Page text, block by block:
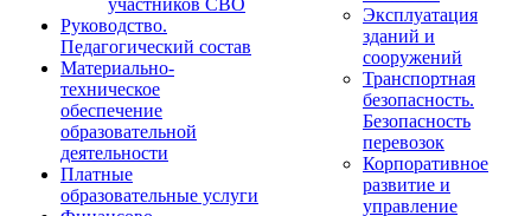
участников СВО
Руководство.
Педагогический состав
Материально-
техническое
обеспечение
образовательной
деятельности
Платные
образовательные услуги
Эксплуатация
зданий и
сооружений
Транспортная
безопасность.
Безопасность
перевозок
Корпоративное
развитие и
управление